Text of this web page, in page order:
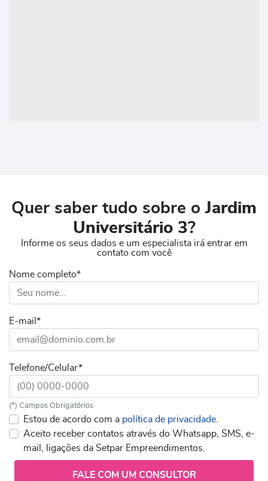
Quer saber tudo sobre o Jardim
Universitário 3?
Informe os seus dados e um especialista irá entrar em
contato com você
Nome completo*
E-mail*
Telefone/Celular*
(*) Campos Obrigatórios
Estou de acordo com a política de privacidade.
Aceito receber contatos através do Whatsapp, SMS, e-
mail, ligações da Setpar Empreendimentos.
FALE COM UM CONSULTOR